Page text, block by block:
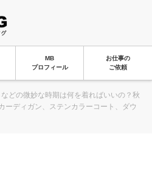
MB
プロフィール
お仕事の
ご依頼
どの微妙な時期は何を着ればいいの？秋
ーディガン、ステンカラーコート、ダウ